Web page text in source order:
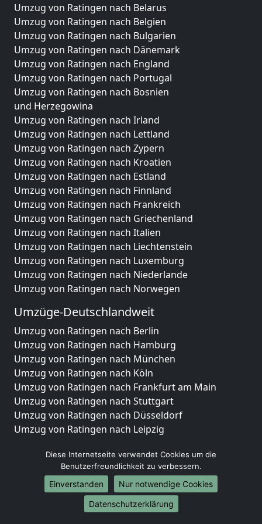
Umzug von Ratingen nach Belarus
Umzug von Ratingen nach Belgien
Umzug von Ratingen nach Bulgarien
Umzug von Ratingen nach Dänemark
Umzug von Ratingen nach England
Umzug von Ratingen nach Portugal
Umzug von Ratingen nach Bosnien
und Herzegowina
Umzug von Ratingen nach Irland
Umzug von Ratingen nach Lettland
Umzug von Ratingen nach Zypern
Umzug von Ratingen nach Kroatien
Umzug von Ratingen nach Estland
Umzug von Ratingen nach Finnland
Umzug von Ratingen nach Frankreich
Umzug von Ratingen nach Griechenland
Umzug von Ratingen nach Italien
Umzug von Ratingen nach Liechtenstein
Umzug von Ratingen nach Luxemburg
Umzug von Ratingen nach Niederlande
Umzug von Ratingen nach Norwegen
Umzüge-Deutschlandweit
Umzug von Ratingen nach Berlin
Umzug von Ratingen nach Hamburg
Umzug von Ratingen nach München
Umzug von Ratingen nach Köln
Umzug von Ratingen nach Frankfurt am Main
Umzug von Ratingen nach Stuttgart
Umzug von Ratingen nach Düsseldorf
Umzug von Ratingen nach Leipzig
Umzug von Ratingen nach Essen
Umzug von Ratingen nach Bremen
Umzug von Ratingen nach Dresden
Umzug von Ratingen nach Hannover
Umzug von Ratingen nach Nürnberg
Diese Internetseite verwendet Cookies um die
Benutzerfreundlichkeit zu verbessern.
Einverstanden
Nur notwendige Cookies
Datenschutzerklärung